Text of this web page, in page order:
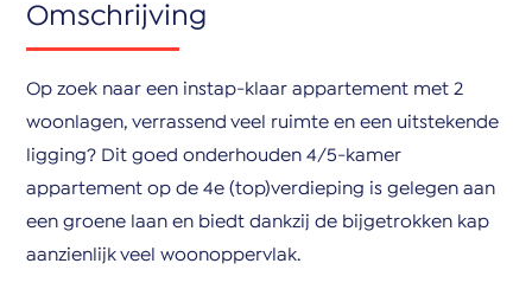
Omschrijving
Op zoek naar een instap-klaar appartement met 2
woonlagen, verrassend veel ruimte en een uitstekende
ligging? Dit goed onderhouden 4/5-kamer
appartement op de 4e (top)verdieping is gelegen aan
een groene laan en biedt dankzij de bijgetrokken kap
aanzienlijk veel woonoppervlak.